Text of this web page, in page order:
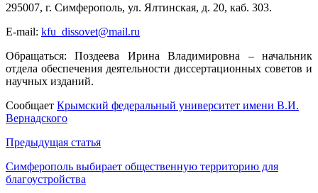
295007, г. Симферополь, ул. Ялтинская, д. 20, каб. 303.
E-mail: kfu_dissovet@mail.ru
Обращаться: Поздеева Ирина Владимировна – начальник
отдела обеспечения деятельности диссертационных советов и
научных изданий.
Сообщает Крымский федеральный университет имени В.И.
Вернадского
Навигация
по
записям
Предыдущая статья
Симферополь выбирает общественную территорию для
благоустройства